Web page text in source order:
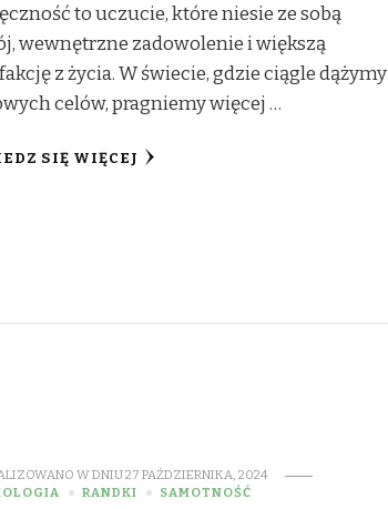
to uczucie, które niesie ze sobą
wewnętrzne zadowolenie i większą
z życia. W świecie, gdzie ciągle dążymy
celów, pragniemy więcej …
SIĘ WIĘCEJ
W DNIU27 PAŹDZIERNIKA, 2024
RANDKI SAMOTNOŚĆ